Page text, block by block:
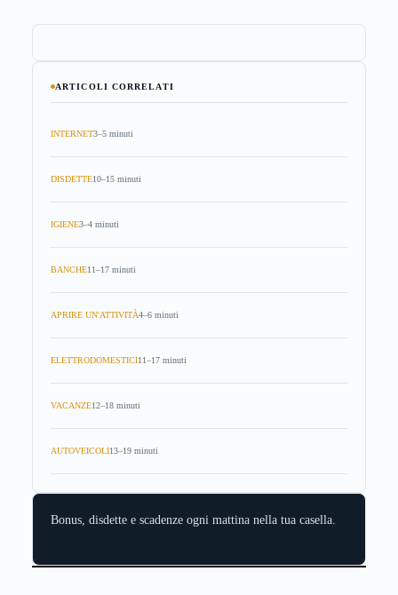
ARTICOLI CORRELATI
INTERNET3–5 minuti
DISDETTE10–15 minuti
IGIENE3–4 minuti
BANCHE11–17 minuti
APRIRE UN'ATTIVITÀ4–6 minuti
ELETTRODOMESTICI11–17 minuti
VACANZE12–18 minuti
AUTOVEICOLI13–19 minuti
Bonus, disdette e scadenze ogni mattina nella tua casella.